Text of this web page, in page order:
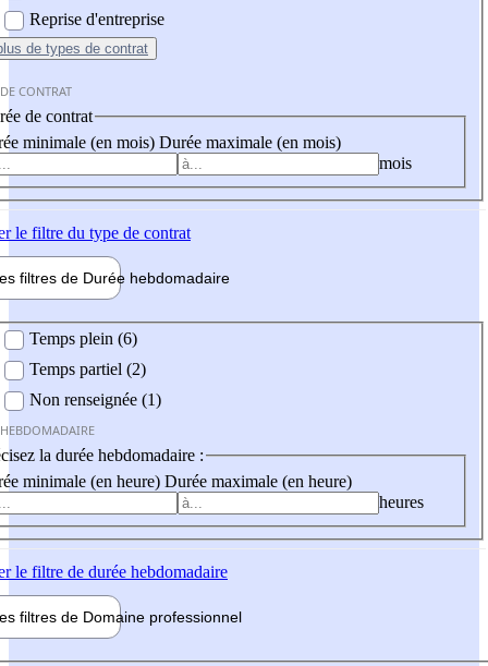
Reprise d'entreprise
de types de contrat
CONTRAT
de contrat
minimale (en mois) Durée maximale (en mois)
mois
le filtre du type de contrat
filtres de Durée hebdomadaire
Temps plein (6)
Temps partiel (2)
Non renseignée (1)
la durée hebdomadaire :
minimale (en heure) Durée maximale (en heure)
heures
le filtre de durée hebdomadaire
filtres de Domaine professionnel